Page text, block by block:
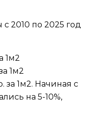
2010 по 2025 год
1м2
1м2
за 1м2. Начиная с
на 5-10%,